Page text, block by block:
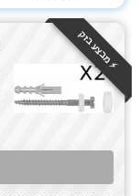
⚡️ מבצע בזק